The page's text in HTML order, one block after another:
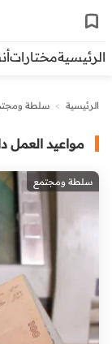
الرئيسيةمختارات
الرئيسية > سلطة
مواعيد العمل
سلطة ومجتمع